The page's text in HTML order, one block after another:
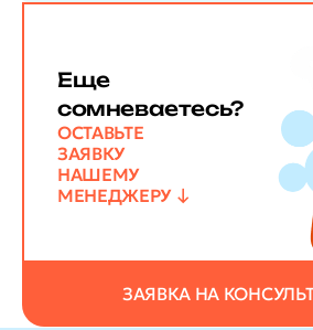
Еще
сомневаетесь?
ОСТАВЬТЕ
ЗАЯВКУ
НАШЕМУ
МЕНЕДЖЕРУ
ЗАЯВКА НА